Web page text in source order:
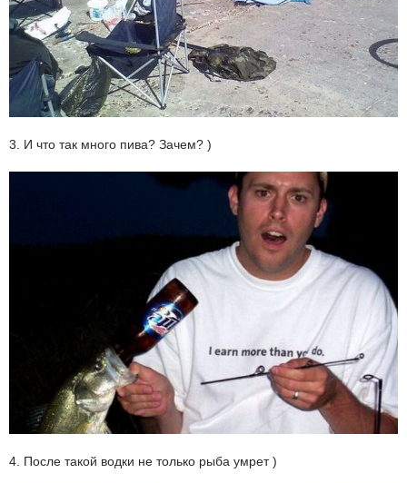
3. И что так много пива? Зачем? )
4. После такой водки не только рыба умрет )